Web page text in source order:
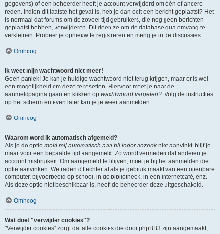
gegevens) of een beheerder heeft je account verwijderd om één of andere
reden. Indien dit laatste het geval is, heb je dan ooit een bericht geplaatst? Het
is normaal dat forums om de zoveel tijd gebruikers, die nog geen berichten
geplaatst hebben, verwijderen. Dit doen ze om de database qua omvang te
verkleinen. Probeer je opnieuw te registreren en meng je in de discussies.
Omhoog
Ik weet mijn wachtwoord niet meer!
Geen paniek! Je kan je huidige wachtwoord niet terug krijgen, maar er is wel
een mogelijkheid om deze te resetten. Hiervoor moet je naar de
aanmeldpagina gaan en klikken op wachtwoord vergeten?. Volg de instructies
op het scherm en even later kan je je weer aanmelden.
Omhoog
Waarom word ik automatisch afgemeld?
Als je de optie meld mij automatisch aan bij ieder bezoekniet aanvinkt, blijf je
maar voor een bepaalde tijd aangemeld. Zo wordt vermeden dat anderen je
account misbruiken. Om aangemeld te blijven, moet je bij het aanmelden die
optie aanvinken. We raden dit echter af als je gebruik maakt van een openbare
computer, bijvoorbeeld op school, in de bibliotheek, in een internetcafé, enz.
Als deze optie niet beschikbaar is, heeft de beheerder deze uitgeschakeld.
Omhoog
Wat doet "verwijder cookies"?
"Verwijder cookies" zorgt dat alle cookies die door phpBB3 zijn aangemaakt,